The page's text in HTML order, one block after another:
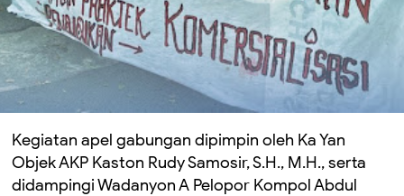
Kegiatan apel gabungan dipimpin oleh Ka Yan
Objek AKP Kaston Rudy Samosir, S.H., M.H., serta
didampingi Wadanyon A Pelopor Kompol Abdul